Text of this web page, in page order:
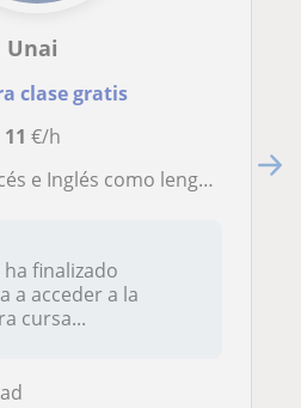
Unai
clase gratis
11 €/h
clases particulares a niños/as y adolescentes de Primaria y ESO
finalizado
a acceder a la
cursa...